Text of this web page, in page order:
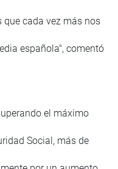
que cada vez más nos
española", comentó
el máximo
Social, más de